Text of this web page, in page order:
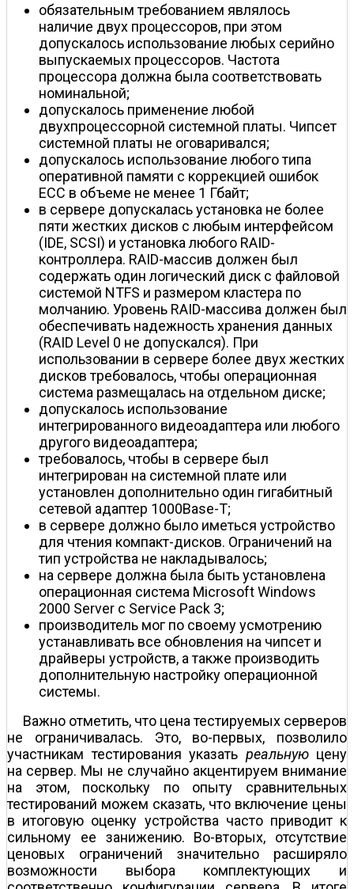
обязательным требованием являлось
наличие двух процессоров, при этом
допускалось использование любых серийно
выпускаемых процессоров. Частота
процессора должна была соответствовать
номинальной;
допускалось применение любой
двухпроцессорной системной платы. Чипсет
системной платы не оговаривался;
допускалось использование любого типа
оперативной памяти с коррекцией ошибок
ECC в объеме не менее 1 Гбайт;
в сервере допускалась установка не более
пяти жестких дисков с любым интерфейсом
(IDE, SCSI) и установка любого RAID-
контроллера. RAID-массив должен был
содержать один логический диск с файловой
системой NTFS и размером кластера по
молчанию. Уровень RAID-массива должен был
обеспечивать надежность хранения данных
(RAID Level 0 не допускался). При
использовании в сервере более двух жестких
дисков требовалось, чтобы операционная
система размещалась на отдельном диске;
допускалось использование
интегрированного видеоадаптера или любого
другого видеоадаптера;
требовалось, чтобы в сервере был
интегрирован на системной плате или
установлен дополнительно один гигабитный
сетевой адаптер 1000Base-T;
в сервере должно было иметься устройство
для чтения компакт-дисков. Ограничений на
тип устройства не накладывалось;
на сервере должна была быть установлена
операционная система Microsoft Windows
2000 Server с Service Pack 3;
производитель мог по своему усмотрению
устанавливать все обновления на чипсет и
драйверы устройств, а также производить
дополнительную настройку операционной
системы.
Важно отметить, что цена тестируемых серверов
не ограничивалась. Это, во-первых, позволило
участникам тестирования указать реальнуюцену
на сервер. Мы не случайно акцентируем внимание
на этом, поскольку по опыту сравнительных
тестирований можем сказать, что включение цены
в итоговую оценку устройства часто приводит к
сильному ее занижению. Во-вторых, отсутствие
ценовых ограничений значительно расширяло
возможности выбора комплектующих и